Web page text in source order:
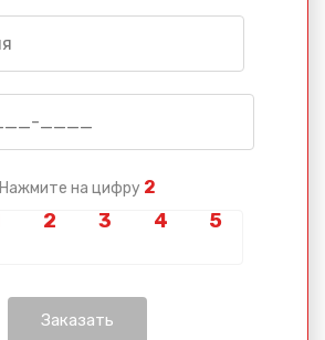
Нажмите на цифру 2